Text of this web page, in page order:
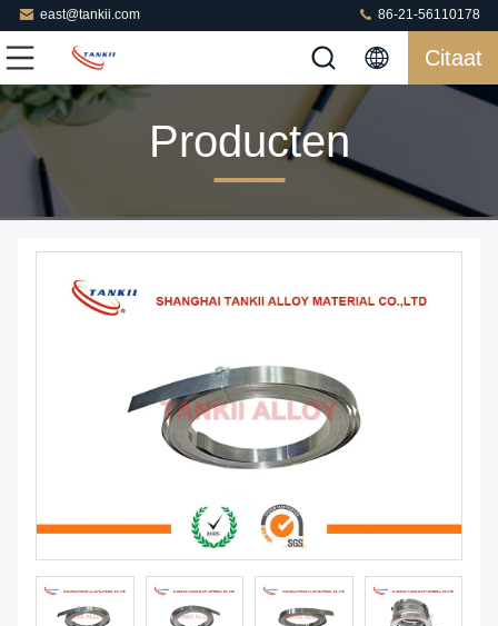
east@tankii.com 86-21-56110178
Citaat
Producten